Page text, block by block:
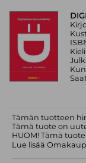
Tämän tuotteen
Tämä tuote on
HUOM! Tämä
Lue lisää